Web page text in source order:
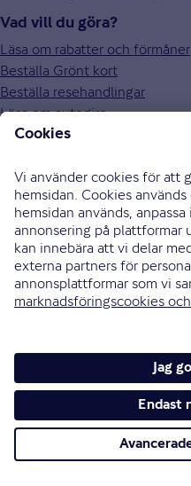
Vad vill du göra?
Läsa om rabatter och förmåner
Beställa Grönt kort
Beställa resehandlingar
Läsa om autogiro
Besöka säkerhetsbutiken
Hitta villkoren
Populära försäkringar
Bilförsäkring
Hemförsäkring
Villaförsäkring
Olycksfallsförsäkring
MC-försäkring
Jobba hos oss
Hållbarhet
Press och media
Investor relations